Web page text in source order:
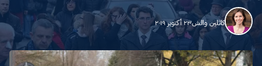
كاثلين والش٢٣ أكتوبر ٢٠١٩